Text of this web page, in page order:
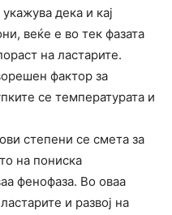
дека и кај
веќе е во тек фазата
на ластарите.
фактор за
се температурата и
степени се смета за
на пониска
фенофаза. Во оваа
и развој на